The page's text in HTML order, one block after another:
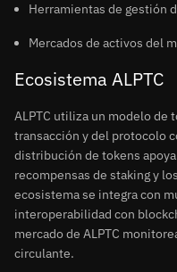
Herramientas de gestión
Mercados de activos del
Ecosistema ALPTC
ALPTC utiliza un modelo de
transacción y del protocolo
distribución de tokens
recompensas de staking y
ecosistema se integra con
interoperabilidad con
mercado de ALPTC
circulante.